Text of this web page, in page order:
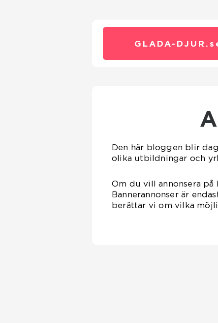
GLADA-DJUR.
Den här bloggen blir
olika utbildningar och
Om du vill annonsera
Bannerannonser är
berättar vi om vilka